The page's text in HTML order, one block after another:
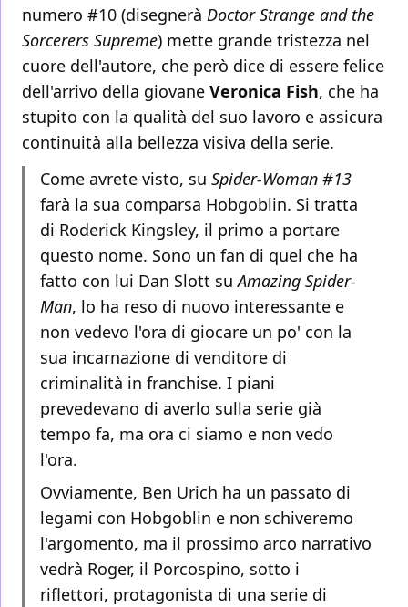
numero #10 (disegnerà Doctor Strange and the
Sorcerers Supreme) mette grande tristezza nel
cuore dell'autore, che però dice di essere felice
dell'arrivo della giovane Veronica Fish, che ha
stupito con la qualità del suo lavoro e assicura
continuità alla bellezza visiva della serie.
Come avrete visto, su Spider-Woman #13
farà la sua comparsa Hobgoblin. Si tratta
di Roderick Kingsley, il primo a portare
questo nome. Sono un fan di quel che ha
fatto con lui Dan Slott suAmazing Spider-
Man, lo ha reso di nuovo interessante e
non vedevo l'ora di giocare un po' con la
sua incarnazione di venditore di
criminalità in franchise. I piani
prevedevano di averlo sulla serie già
tempo fa, ma ora ci siamo e non vedo
l'ora.
Ovviamente, Ben Urich ha un passato di
legami con Hobgoblin e non schiveremo
l'argomento, ma il prossimo arco narrativo
vedrà Roger, il Porcospino, sotto i
riflettori, protagonista di una serie di